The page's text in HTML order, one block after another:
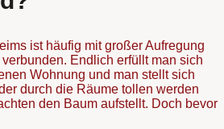
ist häufig mit großer Aufregung
Endlich erfüllt man sich
Wohnung und man stellt sich
durch die Räume tollen werden
den Baum aufstellt. Doch bevor